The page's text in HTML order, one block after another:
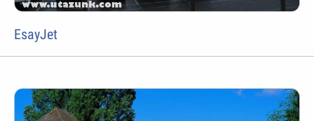
EsayJet